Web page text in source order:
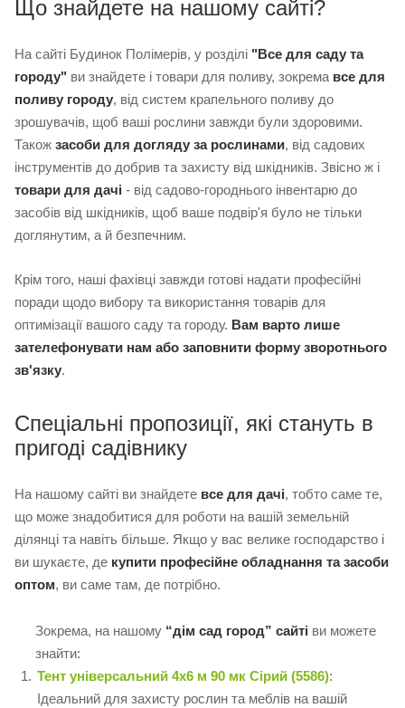
Що знайдете на нашому сайті?
На сайті Будинок Полімерів, у розділі "Все для саду та
городу" ви знайдете і товари для поливу, зокрема все для
поливу городу, від систем крапельного поливу до
зрошувачів, щоб ваші рослини завжди були здоровими.
Також засоби для догляду за рослинами, від садових
інструментів до добрив та захисту від шкідників. Звісно ж і
товари для дачі - від садово-городнього інвентарю до
засобів від шкідників, щоб ваше подвір'я було не тільки
доглянутим, а й безпечним.
Крім того, наші фахівці завжди готові надати професійні
поради щодо вибору та використання товарів для
оптимізації вашого саду та городу. Вам варто лише
зателефонувати нам або заповнити форму зворотнього
зв'язку.
Спеціальні пропозиції, які стануть в
пригоді садівнику
На нашому сайті ви знайдете все для дачі, тобто саме те,
що може знадобитися для роботи на вашій земельній
ділянці та навіть більше. Якщо у вас велике господарство і
ви шукаєте, де купити професійне обладнання та засоби
оптом, ви саме там, де потрібно.
Зокрема, на нашому “дім сад город” сайті ви можете
знайти:
Тент універсальний 4х6 м 90 мк Сірий (5586):
Ідеальний для захисту рослин та меблів на вашій